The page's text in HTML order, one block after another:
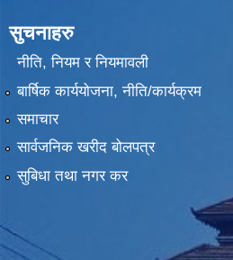
सुचनाहरु
नीति, नियम र नियमावली
बार्षिक कार्ययोजना, नीति/कार्यक्रम
समाचार
सार्वजनिक खरीद बोलपत्र
सुबिधा तथा नगर कर